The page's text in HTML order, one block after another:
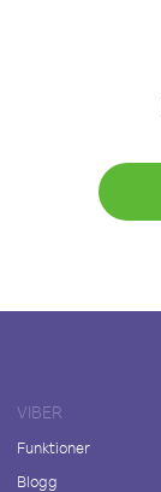
VIBER
Funktioner
Blogg